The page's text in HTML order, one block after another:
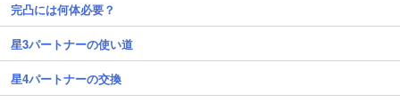
完凸には何体必要？
星3パートナーの使い道
星4パートナーの交換